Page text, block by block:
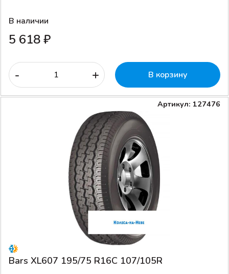
В наличии
5 618 ₽
- + В корзину
Артикул: 127476
Bars XL607 195/75 R16C 107/105R